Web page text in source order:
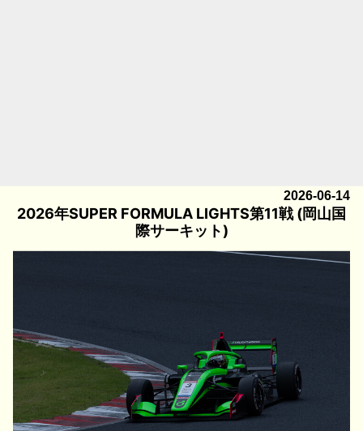
2026-06-14
2026年SUPER FORMULA LIGHTS第11戦 (岡山国
際サーキット)